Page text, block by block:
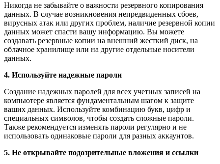
Никогда не забывайте о важности резервного копирования
данных. В случае возникновения непредвиденных сбоев,
вирусных атак или других проблем, наличие резервной копии
данных может спасти вашу информацию. Вы можете
создавать резервные копии на внешний жесткий диск, на
облачное хранилище или на другие отдельные носители
данных.
4. Используйте надежные пароли
Создание надежных паролей для всех учетных записей на
компьютере является фундаментальным шагом к защите
ваших данных. Используйте комбинацию букв, цифр и
специальных символов, чтобы создать сложные пароли.
Также рекомендуется изменять пароли регулярно и не
использовать одинаковые пароли для разных аккаунтов.
5. Не открывайте подозрительные вложения и ссылки